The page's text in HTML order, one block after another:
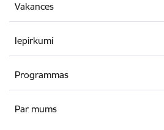
Vakances
Iepirkumi
Programmas
Par mums